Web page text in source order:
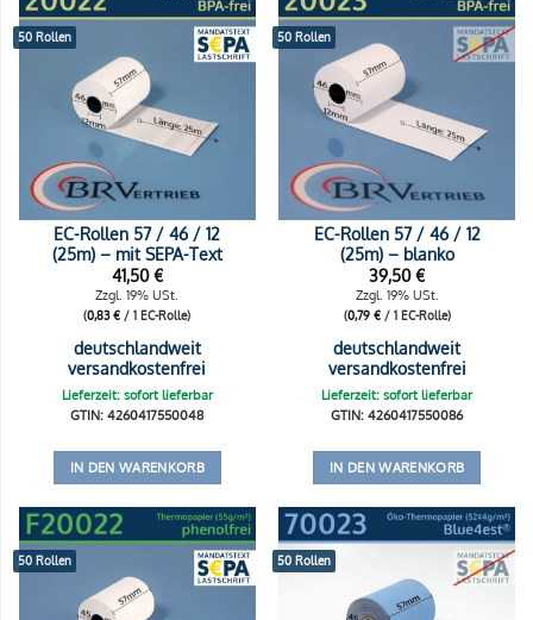
50 Rollen
EC-Rollen 57 / 46 / 12
(25m) – mit SEPA-Text
41,50€
Zzgl. 19% USt.
(0,83€ / 1 EC-Rolle)
deutschlandweit
versandkostenfrei
Lieferzeit: sofort lieferbar
GTIN: 4260417550048
IN DEN WARENKORB
50 Rollen
EC-Rollen 57 / 46 / 12
(25m) – blanko
39,50€
Zzgl. 19% USt.
(0,79 €/ 1 EC-Rolle)
deutschlandweit
versandkostenfrei
Lieferzeit: sofort lieferbar
GTIN: 4260417550086
IN DEN WARENKORB
50 Rollen 50 Rollen